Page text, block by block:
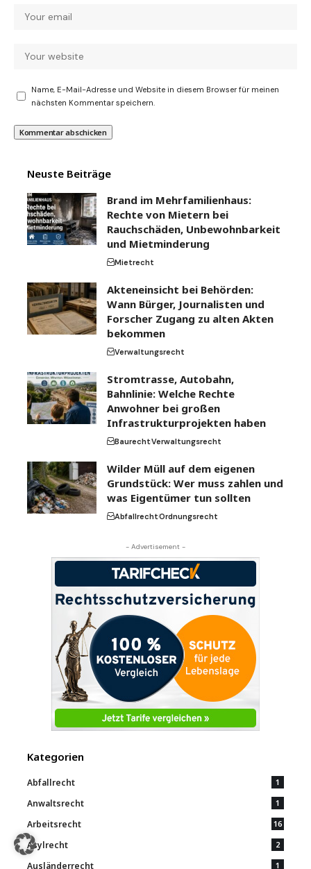
Name, E-Mail-Adresse und Website in diesem Browser für meinen
nächsten Kommentar speichern.
Neuste Beiträge
Brand im Mehrfamilienhaus:
Rechte von Mietern bei
Rauchschäden, Unbewohnbarkeit
und Mietminderung
Mietrecht
Akteneinsicht bei Behörden:
Wann Bürger, Journalisten und
Forscher Zugang zu alten Akten
bekommen
Verwaltungsrecht
Stromtrasse, Autobahn,
Bahnlinie: Welche Rechte
Anwohner bei großen
Infrastrukturprojekten haben
BaurechtVerwaltungsrecht
Wilder Müll auf dem eigenen
Grundstück: Wer muss zahlen und
was Eigentümer tun sollten
AbfallrechtOrdnungsrecht
- Advertisement -
Kategorien
Abfallrecht 1
Anwaltsrecht 1
Arbeitsrecht 16
Asylrecht 2
Ausländerrecht 1